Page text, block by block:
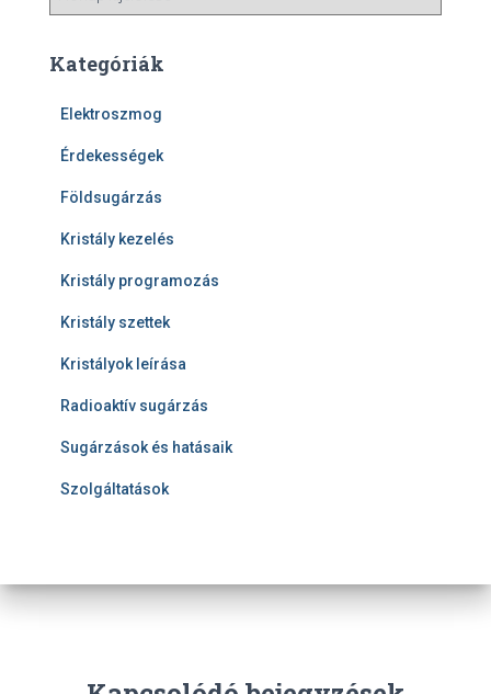
h
m
Kategóriák
Elektroszmog
Érdekességek
Földsugárzás
Kristály kezelés
Kristály programozás
Kristály szettek
Kristályok leírása
Radioaktív sugárzás
Sugárzások és hatásaik
Szolgáltatások